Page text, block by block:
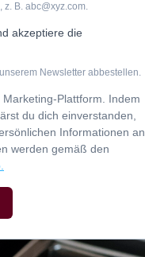
z. B. abc@xyz.com.
akzeptiere die
Newsletter abbestellen.
Plattform. Indem
du dich einverstanden,
Informationen an
werden gemäß den